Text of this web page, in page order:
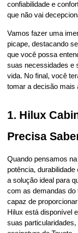
confiabilidade e
que não vai
Vamos fazer uma
picape, destacando
que você possa
suas necessidades e
vida. No final, você
tomar a decisão mais
1. Hilux
Precisa
Quando pensamos
potência,
a solução ideal para
com as demandas
capaz de
Hilux está disponível
suas